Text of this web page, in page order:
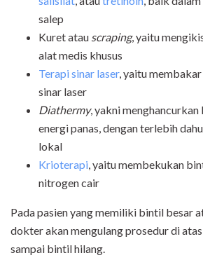
salep
Kuret atau scraping, yaitu
alat medis khusus
Terapi sinar laser, yaitu
sinar laser
Diathermy, yakni
energi panas, dengan terlebih
lokal
Krioterapi, yaitu membekukan
nitrogen cair
Pada pasien yang memiliki bintil besar
dokter akan mengulang prosedur di
sampai bintil hilang.